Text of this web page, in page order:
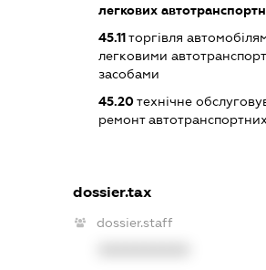
легкових
45.11торгівля
легковими
засобами
45.20технічне
ремонт
dossier.tax
dossier.staff